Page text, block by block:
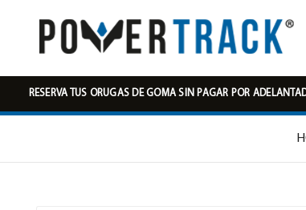
RESERVA TUS ORUGAS DE GOMA SIN PAGAR POR